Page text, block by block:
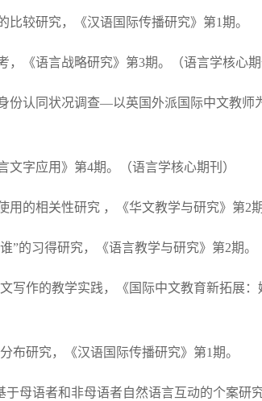
较研究，《汉语国际传播研究》第1期。
，《语言战略研究》第3期。（语言学核心
份认同状况调查—以英国外派国际中文教
字应用》第4期。（语言学核心期刊）
用的相关性研究 ，《华文教学与研究》第2
”的习得研究，《语言教学与研究》第2期
写作的教学实践，《国际中文教育新拓展
布研究，《汉语国际传播研究》第1期。
母语者和非母语者自然语言互动的个案研